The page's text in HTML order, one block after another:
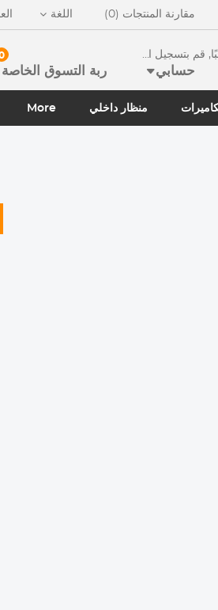
مقارنة المنتجات (0) اللغة
الدخو
حسابي ربة التسوق
منظار داخلي More